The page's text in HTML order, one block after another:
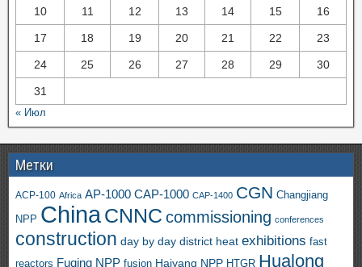
10 11 12 13 14 15 16
17 18 19 20 21 22 23
24 25 26 27 28 29 30
31
« Июл
Метки
ACP-100 Africa AP-1000 CAP-1000 CAP-1400 CGN Changjiang
NPP ChinaCNNC commissioning conferences
construction day by day district heat exhibitions fast
reactors Fuqing NPP fusion Haiyang NPP HTGR Hualong